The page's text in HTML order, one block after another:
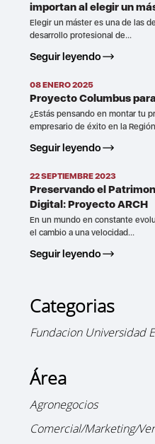
importan al elegir un
Elegir un máster es una de las
desarrollo profesional de...
Seguir leyendo
08 ENERO 2025
Proyecto Columbus
¿Estás pensando en montar tu
empresario de éxito en la
Seguir leyendo
22 SEPTIEMBRE 2023
Preservando el
Digital: Proyecto ARCH
En un mundo en constante
el cambio a una velocidad...
Seguir leyendo
Categorias
Fundacion Universidad
Área
Agronegocios
Comercial/Marketing/